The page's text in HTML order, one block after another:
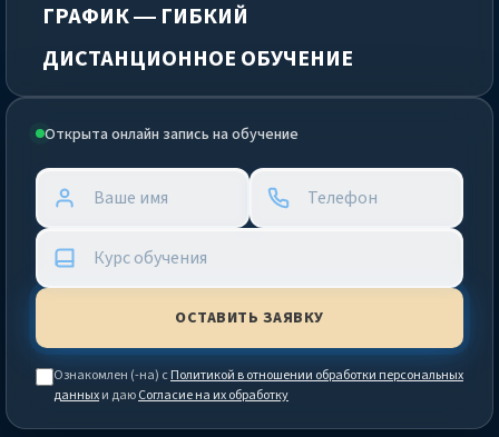
Открыта онлайн запись на обучение
Ознакомлен (-на) сПолитикой в отношении обработки персональных
данныхи даюСогласие на их обработку
ГРАФИК — ГИБКИЙ
ДИСТАНЦИОННОЕ ОБУЧЕНИЕ